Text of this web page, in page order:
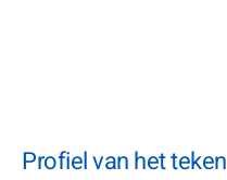
Profiel van het teken